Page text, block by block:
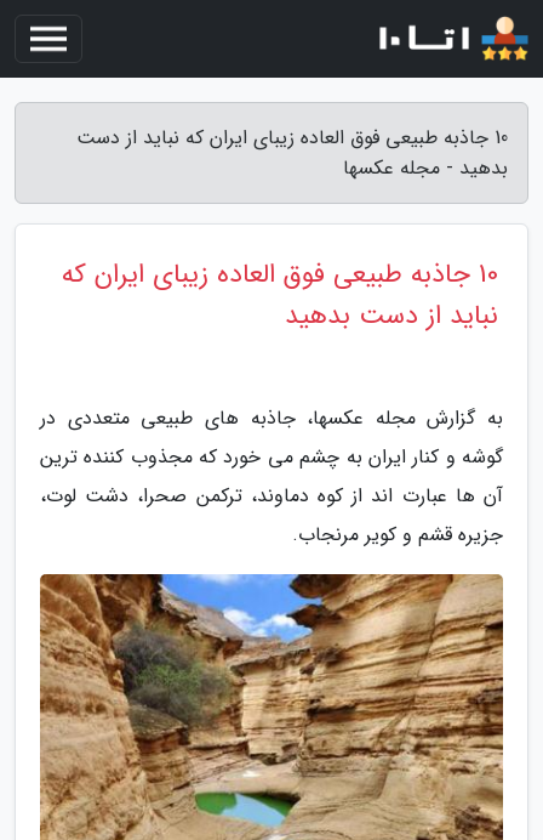
10 جاذبه طبیعی فوق العاده زیبای ایران که نباید از دست
بدهید - مجله عکسها
10 جاذبه طبیعی فوق العاده زیبای ایران که
نباید از دست بدهید
به گزارش مجله عکسها، جاذبه های طبیعی متعددی در
گوشه و کنار ایران به چشم می خورد که مجذوب کننده ترین
آن ها عبارت اند از کوه دماوند، ترکمن صحرا، دشت لوت،
جزیره قشم و کویر مرنجاب.